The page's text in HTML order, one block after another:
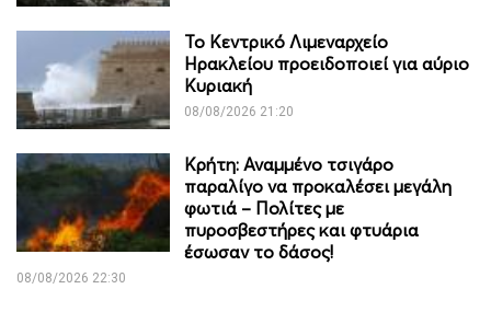
Το Κεντρικό Λιμεναρχείο
Ηρακλείου προειδοποιεί για αύριο
Κυριακή
08/08/2026 21:20
Κρήτη: Αναμμένο τσιγάρο
παραλίγο να προκαλέσει μεγάλη
φωτιά – Πολίτες με
πυροσβεστήρες και φτυάρια
έσωσαν το δάσος!
08/08/2026 22:30